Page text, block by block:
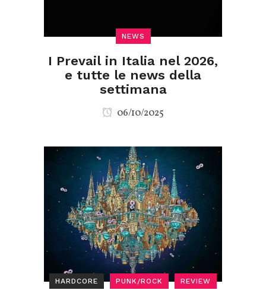
NEWS
I Prevail in Italia nel 2026,
e tutte le news della
settimana
06/10/2025
HARDCORE PUNK/ROCK REVIEW